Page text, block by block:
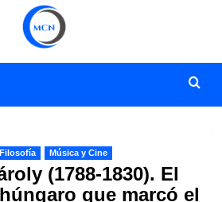
Música y Cine
(1788-1830). El
que marcó el